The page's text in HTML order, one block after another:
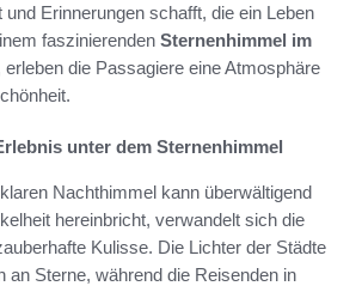
und Erinnerungen schafft, die ein Leben
faszinierenden Sternenhimmel im
die Passagiere eine Atmosphäre
unter dem Sternenhimmel
Nachthimmel kann überwältigend
hereinbricht, verwandelt sich die
Kulisse. Die Lichter der Städte
an Sterne, während die Reisenden in